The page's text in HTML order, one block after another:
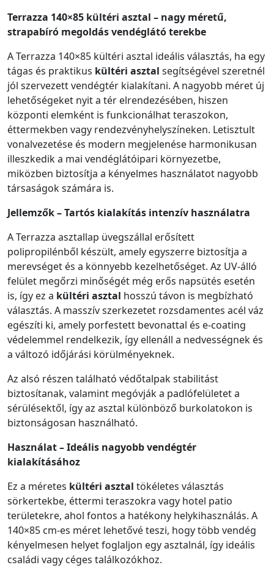
Terrazza 140×85 kültéri asztal – nagy méretű,
strapabíró megoldás vendéglátó terekbe
A Terrazza 140×85 kültéri asztal ideális választás, ha egy
tágas és praktikus kültéri asztal segítségével szeretnél
jól szervezett vendégtér kialakítani. A nagyobb méret új
lehetőségeket nyit a tér elrendezésében, hiszen
központi elemként is funkcionálhat teraszokon,
éttermekben vagy rendezvényhelyszíneken. Letisztult
vonalvezetése és modern megjelenése harmonikusan
illeszkedik a mai vendéglátóipari környezetbe,
miközben biztosítja a kényelmes használatot nagyobb
társaságok számára is.
Jellemzők – Tartós kialakítás intenzív használatra
A Terrazza asztallap üvegszállal erősített
polipropilénből készült, amely egyszerre biztosítja a
merevséget és a könnyebb kezelhetőséget. Az UV-álló
felület megőrzi minőségét még erős napsütés esetén
is, így ez a kültéri asztal hosszú távon is megbízható
választás. A masszív szerkezetet rozsdamentes acél váz
egészíti ki, amely porfestett bevonattal és e-coating
védelemmel rendelkezik, így ellenáll a nedvességnek és
a változó időjárási körülményeknek.
Az alsó részen található védőtalpak stabilitást
biztosítanak, valamint megóvják a padlófelületet a
sérülésektől, így az asztal különböző burkolatokon is
biztonságosan használható.
Használat – Ideális nagyobb vendégtér
kialakításához
Ez a méretes kültéri asztal tökéletes választás
sörkertekbe, éttermi teraszokra vagy hotel patio
területekre, ahol fontos a hatékony helykihasználás. A
140×85 cm-es méret lehetővé teszi, hogy több vendég
kényelmesen helyet foglaljon egy asztalnál, így ideális
családi vagy céges találkozókhoz.